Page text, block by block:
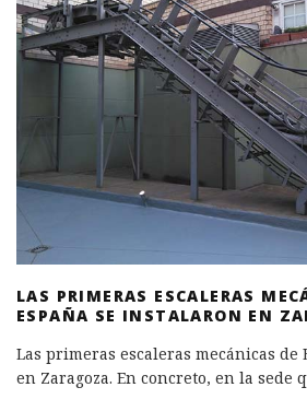
LAS PRIMERAS ESCALERAS
ESPAÑA SE INSTALARON EN
Las primeras escaleras mecánicas de
en Zaragoza. En concreto, en la sede